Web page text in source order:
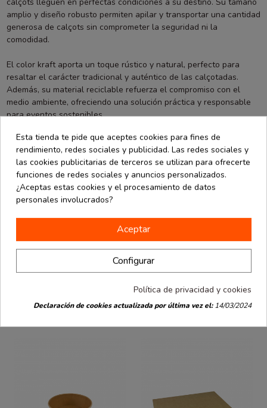
amplio y diseño robusto permiten apilar y transportar una cantidad
generosa de calçots sin comprometer la seguridad ni la
comodidad.
El color kraft aporta un toque rústico y natural, perfecto para
resaltar el carácter tradicional y auténtico de las calçotadas.
Además, su material reciclable refuerza el compromiso con el
medio ambiente, ofreciendo una solución práctica y responsable
para eventos sostenibles.
Esta cubeta no solo es funcional, sino también versátil, ya que su
diseño permite personalizarla fácilmente con etiquetas o
decoraciones para adaptarla a cualquier ocasión o marca.
En La Bolsera, entendemos la importancia de los detalles en cada
evento. Por eso, esta cubeta es una opción imprescindible para
quienes buscan transportar calçots de manera cómoda, segura y
con estilo. ¡Haz de tus calçotadas una experiencia más organizada
y sostenible con nuestra cubeta de cartón microcanal!
Los clientes que compraron este producto
también han comprado:
Esta tienda te pide que aceptes cookies para fines de
rendimiento, redes sociales y publicidad. Las redes sociales y
las cookies publicitarias de terceros se utilizan para ofrecerte
funciones de redes sociales y anuncios personalizados.
¿Aceptas estas cookies y el procesamiento de datos
personales involucrados?
Aceptar
Configurar
Política de privacidad y cookies
Declaración de cookies actualizada por última vez el:14/03/2024